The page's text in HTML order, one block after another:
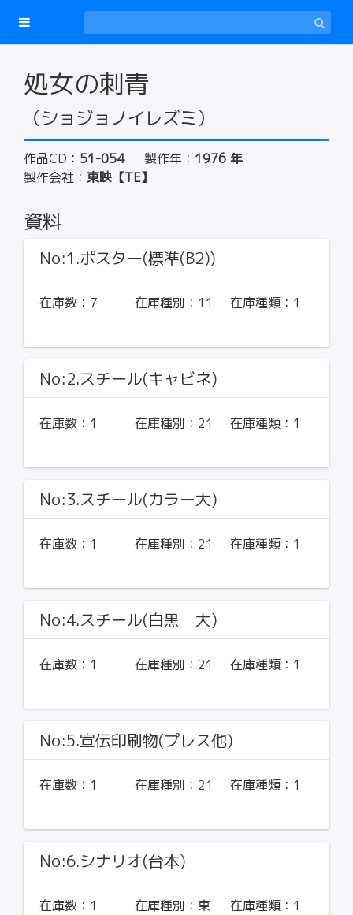
処女の刺青
（ショジョノイレズミ）
作品CD： 51-054 製作年： 1976 年
製作会社： 東映【TE】
資料
No:1.ポスター(標準(B2))
在庫数： 7 在庫種別： 11 在庫種類： 1
No:2.スチール(キャビネ)
在庫数： 1 在庫種別： 21 在庫種類： 1
No:3.スチール(カラー大)
在庫数： 1 在庫種別： 21 在庫種類： 1
No:4.スチール(白黒 大)
在庫数： 1 在庫種別： 21 在庫種類： 1
No:5.宣伝印刷物(プレス他)
在庫数： 1 在庫種別： 21 在庫種類： 1
No:6.シナリオ(台本)
在庫数： 1 在庫種別： 東
在庫種類： 1